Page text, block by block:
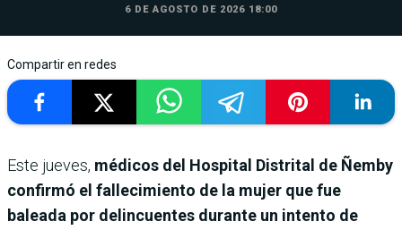
6 DE AGOSTO DE 2026 18:00
Compartir en redes
Este jueves, médicos del Hospital Distrital de Ñemby
confirmó el fallecimiento de la mujer que fue
baleada por delincuentes durante un intento de